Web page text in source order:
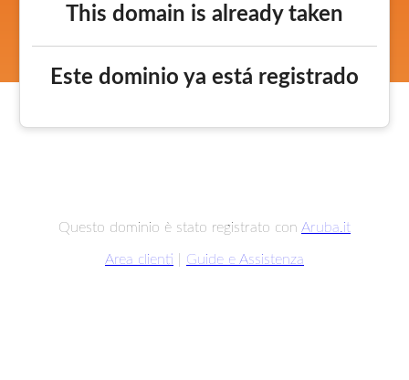
This domain is already taken
Este dominio ya está registrado
Questo dominio è stato registrato con Aruba.it
Area clienti Guide e Assistenza